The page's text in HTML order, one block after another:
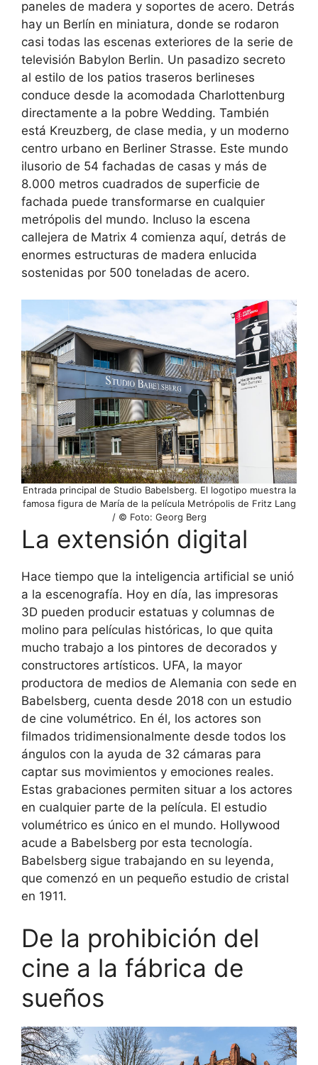
paneles de madera y soportes de acero. Detrás
hay un Berlín en miniatura, donde se rodaron
casi todas las escenas exteriores de la serie de
televisión Babylon Berlin. Un pasadizo secreto
al estilo de los patios traseros berlineses
conduce desde la acomodada Charlottenburg
directamente a la pobre Wedding. También
está Kreuzberg, de clase media, y un moderno
centro urbano en Berliner Strasse. Este mundo
ilusorio de 54 fachadas de casas y más de
8.000 metros cuadrados de superficie de
fachada puede transformarse en cualquier
metrópolis del mundo. Incluso la escena
callejera de Matrix 4 comienza aquí, detrás de
enormes estructuras de madera enlucida
sostenidas por 500 toneladas de acero.
Entrada principal de Studio Babelsberg. El logotipo muestra la
famosa figura de María de la película Metrópolis de Fritz Lang
/ © Foto: Georg Berg
La extensión digital
Hace tiempo que la inteligencia artificial se unió
a la escenografía. Hoy en día, las impresoras
3D pueden producir estatuas y columnas de
molino para películas históricas, lo que quita
mucho trabajo a los pintores de decorados y
constructores artísticos. UFA, la mayor
productora de medios de Alemania con sede en
Babelsberg, cuenta desde 2018 con un estudio
de cine volumétrico. En él, los actores son
filmados tridimensionalmente desde todos los
ángulos con la ayuda de 32 cámaras para
captar sus movimientos y emociones reales.
Estas grabaciones permiten situar a los actores
en cualquier parte de la película. El estudio
volumétrico es único en el mundo. Hollywood
acude a Babelsberg por esta tecnología.
Babelsberg sigue trabajando en su leyenda,
que comenzó en un pequeño estudio de cristal
en 1911.
De la prohibición del
cine a la fábrica de
sueños